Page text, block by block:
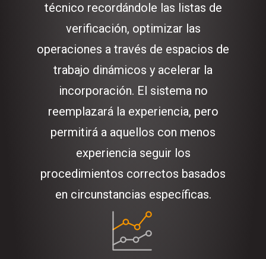
técnico recordándole las listas de
verificación, optimizar las
operaciones a través de espacios de
trabajo dinámicos y acelerar la
incorporación. El sistema no
reemplazará la experiencia, pero
permitirá a aquellos con menos
experiencia seguir los
procedimientos correctos basados
en circunstancias específicas.